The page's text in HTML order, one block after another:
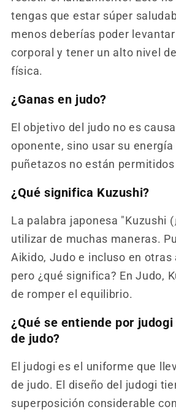
tengas que estar súper
menos deberías poder
corporal y tener un alto nivel
física.
¿Ganas en judo?
El objetivo del judo no es
oponente, sino usar su
puñetazos no están
¿Qué significa Kuzushi?
La palabra japonesa "Kuzushi
utilizar de muchas maneras.
Aikido, Judo e incluso en otras
pero ¿qué significa? En Judo,
de romper el equilibrio.
¿Qué se entiende por
de judo?
El judogi es el uniforme que
de judo. El diseño del judogi
superposición considerable